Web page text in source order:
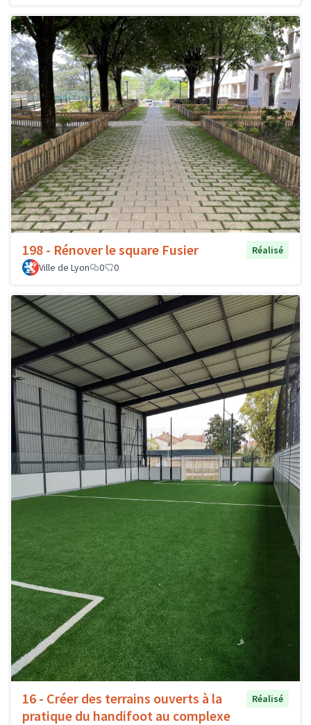
198 - Rénover le square Fusier
Réalisé
Ville de Lyon
0 0
16 - Créer des terrains ouverts à la
pratique du handifoot au complexe
Réalisé